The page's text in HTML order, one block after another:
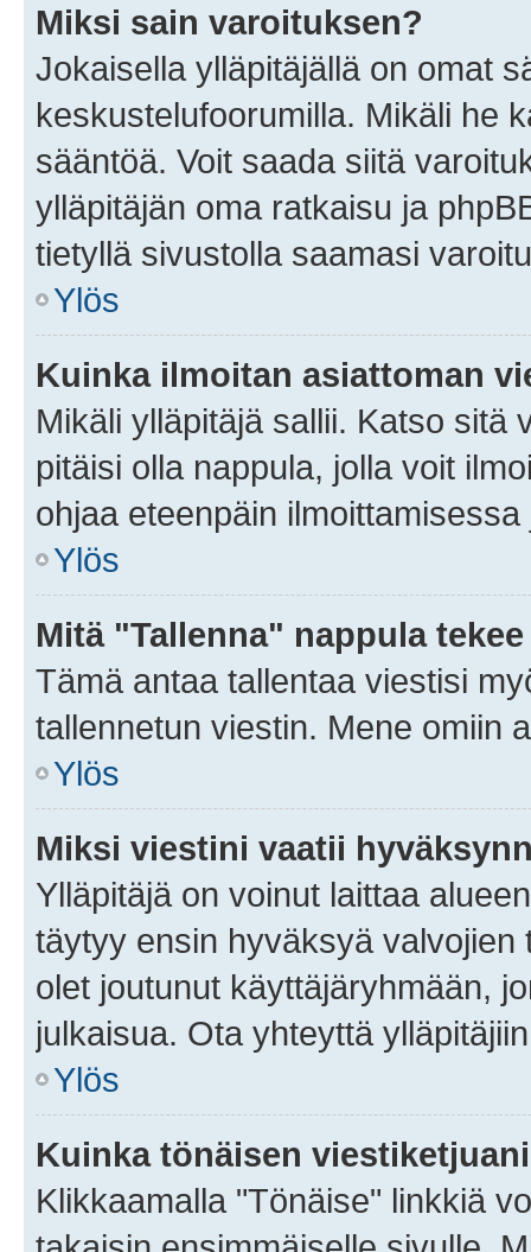
Miksi sain varoituksen?
Jokaisella ylläpitäjällä on omat
keskustelufoorumilla. Mikäli he
sääntöä. Voit saada siitä
ylläpitäjän oma ratkaisu ja
tietyllä sivustolla saamasi
Ylös
Kuinka ilmoitan asiattoman
Mikäli ylläpitäjä sallii. Katso sitä
pitäisi olla nappula, jolla voit
ohjaa eteenpäin
Ylös
Mitä "Tallenna" nappula
Tämä antaa tallentaa viestisi
tallennetun viestin. Mene omiin
Ylös
Miksi viestini vaatii
Ylläpitäjä on voinut laittaa
täytyy ensin hyväksyä
olet joutunut käyttäjäryhmään,
julkaisua. Ota yhteyttä
Ylös
Kuinka tönäisen
Klikkaamalla "Tönäise" linkkiä